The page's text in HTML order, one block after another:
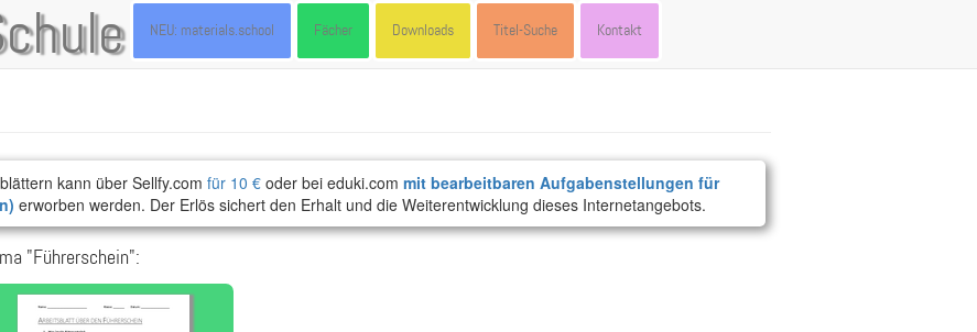
NEU: materials.school Fächer Downloads Titel-Suche Kontakt
kann über Sellfy.com für 10 € oder bei eduki.com mit bearbeitbaren Aufgabenstellungen für
erworben werden. Der Erlös sichert den Erhalt und die Weiterentwicklung dieses Internetangebots.
"Führerschein":